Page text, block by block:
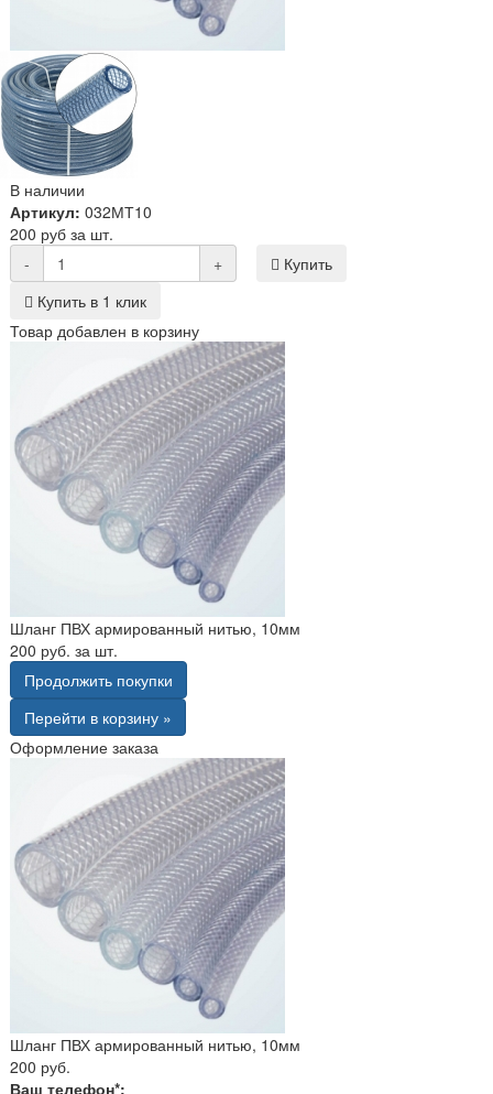
В наличии
Артикул: 032МТ10
200 руб за шт.
-
+
Купить
Купить в 1 клик
Товар добавлен в корзину
Шланг ПВХ армированный нитью, 10мм
200 руб. за шт.
Продолжить покупки
Перейти в корзину »
Оформление заказа
Шланг ПВХ армированный нитью, 10мм
200 руб.
Ваш телефон*: